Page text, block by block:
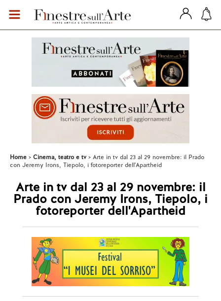
Home Cinema, teatro e tv
Arte in tv dal 23 al 29 novembre: il Prado
con Jeremy Irons, Tiepolo, i fotoreporter dell'Apartheid
Arte in tv dal 23 al 29 novembre: il
Prado con Jeremy Irons, Tiepolo, i
fotoreporter dell'Apartheid